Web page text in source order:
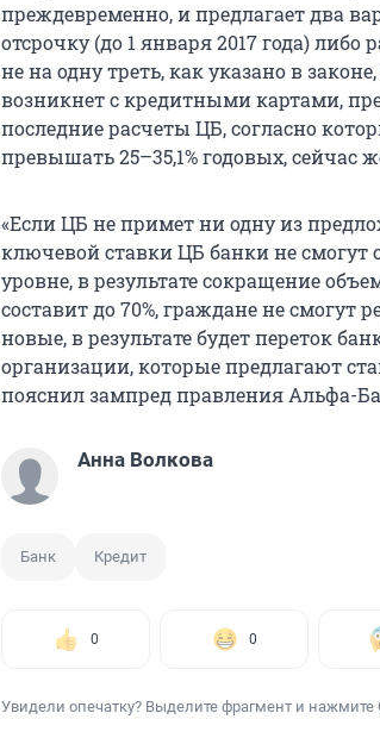
преждевременно, и предлагает два
отсрочку (до 1 января 2017 года)
не на одну треть, как указано в
возникнет с кредитными картами,
последние расчеты ЦБ, согласно
превышать 25–35,1% годовых, сейчас
«Если ЦБ не примет ни одну из
ключевой ставки ЦБ банки не смогут
уровне, в результате сокращение
составит до 70%, граждане не смогут
новые, в результате будет переток
организации, которые предлагают
пояснил зампред правления Альфа-
Анна Волкова
Банк Кредит
0 0
Увидели опечатку? Выделите фрагмент и нажмите